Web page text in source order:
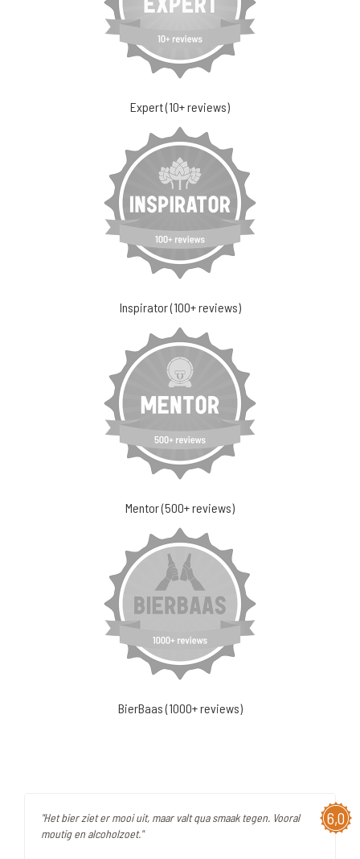
Expert (10+ reviews)
Inspirator (100+ reviews)
Mentor (500+ reviews)
BierBaas (1000+ reviews)
6,0
"Het bier ziet er mooi uit, maar valt qua smaak tegen. Vooral
moutig en alcoholzoet."